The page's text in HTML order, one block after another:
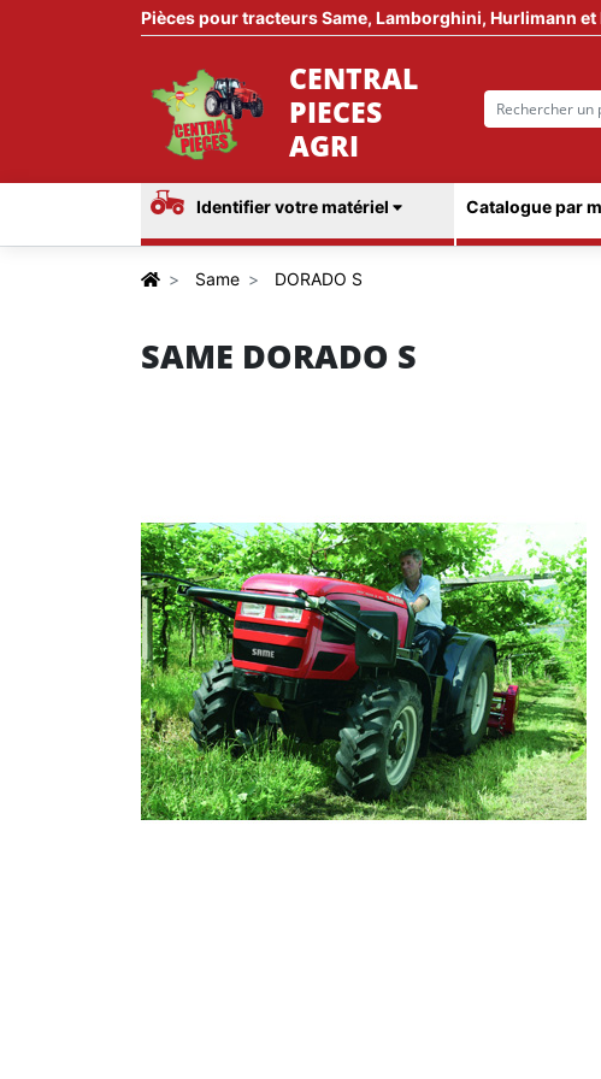
Pièces pour tracteurs Same, Lamborghini, Hurlimann et
CENTRAL
PIECES
AGRI
Identifier votre matériel Catalogue par
Same DORADO S
SAME DORADO S